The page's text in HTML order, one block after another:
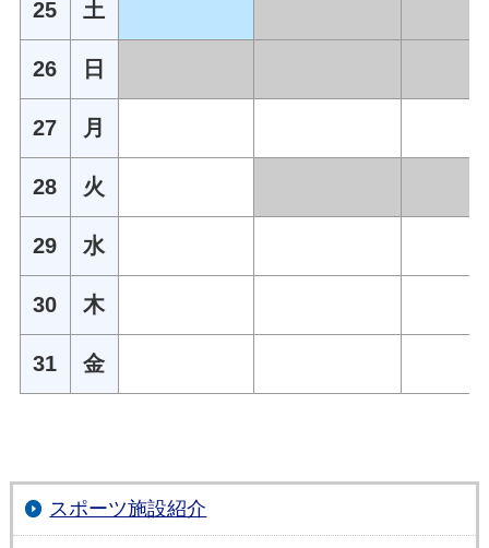
25 土
26 日
27 月
28 火
29 水
30 木
31 金
スポーツ施設紹介